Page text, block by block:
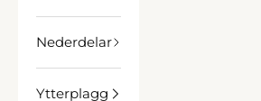
Nederdelar
Ytterplagg